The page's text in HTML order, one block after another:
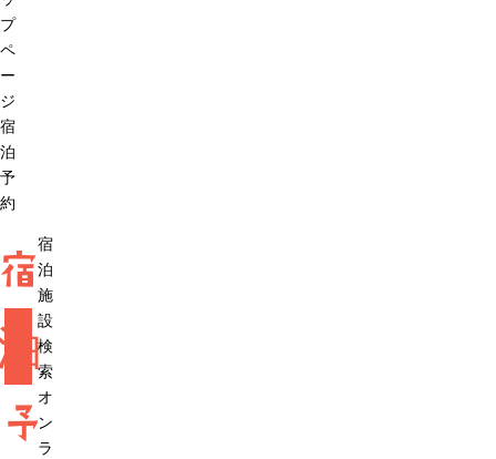
プ
ペ
ー
ジ
宿
泊
予
約
予
宿
泊
施
設
検
索
オ
ン
ラ